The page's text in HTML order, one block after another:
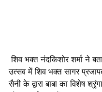
शिव भक्त नंदकिशोर शर्मा ने बताया कि फाग
उत्सव में शिव भक्त सागर
सैनी के द्वारा बाबा का विशेष